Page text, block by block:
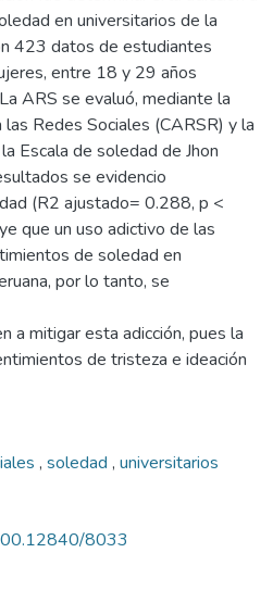
en universitarios de la
423 datos de estudiantes
entre 18 y 29 años
ARS se evaluó, mediante la
Redes Sociales (CARSR) y la
Escala de soledad de Jhon
se evidencio
(R2 ajustado= 0.288, p <
que un uso adictivo de las
de soledad en
por lo tanto, se
a mitigar esta adicción, pues la
de tristeza e ideación
, soledad , universitarios
8033